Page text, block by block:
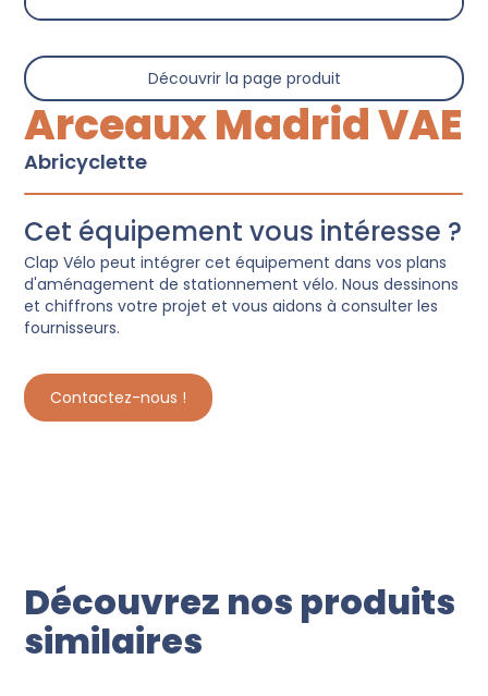
Découvrir la page produit
Arceaux Madrid VAE
Abricyclette
Cet équipement vous intéresse ?
Clap Vélo peut intégrer cet équipement dans vos plans
d'aménagement de stationnement vélo. Nous dessinons
et chiffrons votre projet et vous aidons à consulter les
fournisseurs.
Contactez-nous !
Découvrez nos produits
similaires